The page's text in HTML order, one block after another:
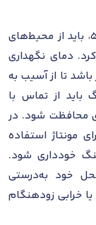
برای نگهداری بلبرینگ کف گرد اس کا اف 51317، باید از محیط‌های
دمای نگهداری
تا از آسیب به
باید از تماس با
محافظت شود. در
مونتاژ استفاده
خودداری شود.
خود به‌درستی
خرابی زودهنگام